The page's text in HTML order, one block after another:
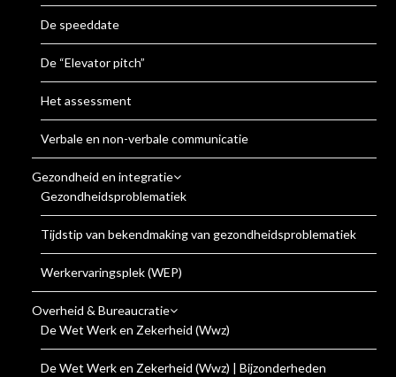
De speeddate
De “Elevator pitch”
Het assessment
Verbale en non-verbale communicatie
Gezondheid en integratie
Gezondheidsproblematiek
Tijdstip van bekendmaking van gezondheidsproblematiek
Werkervaringsplek (WEP)
Overheid & Bureaucratie
De Wet Werk en Zekerheid (Wwz)
De Wet Werk en Zekerheid (Wwz) | Bijzonderheden